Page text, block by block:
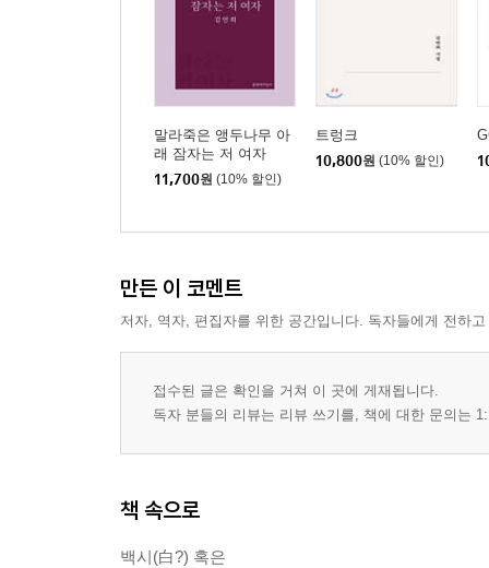
말라죽은 앵두나무 아
래 잠자는 저 여자
11,700원 (10% 할인)
트렁크
10,800원 (10% 할인)
만든 이 코멘트
저자, 역자, 편집자를 위한 공간입니다. 독자들에게 전하
접수된 글은 확인을 거쳐 이 곳에 게재됩니다.
독자 분들의 리뷰는 리뷰 쓰기를, 책에 대한 문의는
책 속으로
백시(白?) 혹은